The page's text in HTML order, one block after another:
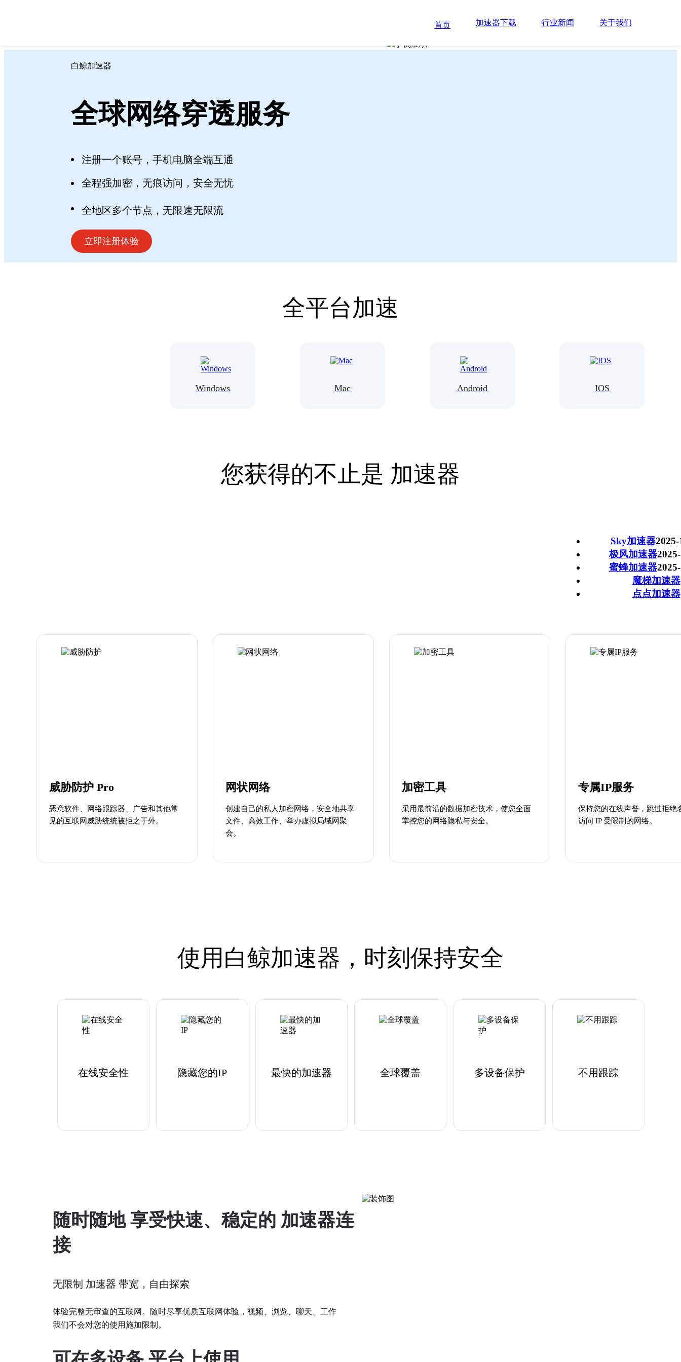
首页 加速器下载 行业新闻 关于我们
白鲸加速器
全球网络穿透服务
注册一个账号，手机电脑全端互通
全程强加密，无痕访问，安全无忧
全地区多个节点，无限速无限流
立即注册体验
全平台加速
Windows Mac Android IOS
您获得的不止是 加速器
Sky加速器2025-
极风加速器
蜜蜂加速器
魔梯加速器
点点加速器
威胁防护 Pro
恶意软件、网络跟踪器、广告和其他常
见的互联网威胁统统被拒之于外。
网状网络
创建自己的私人加密网络，安全地共享
文件、高效工作、举办虚拟局域网聚
会。
加密工具
采用最前沿的数据加密技术，使您全面
掌控您的网络隐私与安全。
专属IP服务
保持您的在线声誉，跳过拒绝
访问 IP 受限制的网络。
使用白鲸加速器，时刻保持安全
在线安全性 隐藏您的IP 最快的加速器 全球覆盖 多设备保护 不用跟踪
随时随地 享受快速、稳定的 加速器连
接
无限制 加速器 带宽，自由探索
体验完整无审查的互联网。随时尽享优质互联网体验，视频、浏览、聊天、工作
我们不会对您的使用施加限制。